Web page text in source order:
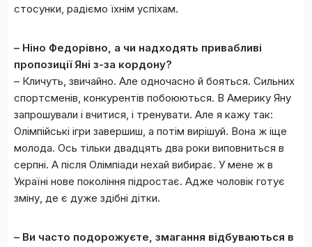
стосунки, радіємо їхнім успіхам.
– Ніно Федорівно, а чи надходять привабливі
пропозиції Яні з-за кордону?
– Кличуть, звичайно. Але одночасно й бояться. Сильних
спортсменів, конкурентів побоюються. В Америку Яну
запрошували і вчитися, і тренувати. Але я кажу так:
Олімпійські ігри завершиш, а потім вирішуй. Вона ж іще
молода. Ось тільки двадцять два роки виповниться в
серпні. А після Олімпіади нехай вибирає. У мене ж в
Україні нове покоління підростає. Адже чоловік готує
зміну, де є дуже здібні дітки.
– Ви часто подорожуєте, змагання відбуваються в